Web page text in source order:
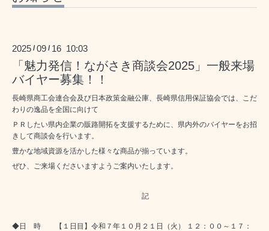
2025 /09 / 16 10:03
「魅力発信！ながさき商談会2025」一般来場
バイヤー募集！！
長崎県商工会連合会及び日本政策金融公庫、長崎県信用保証協会では、こだ
わりの逸品を全国に向けて
ＰＲしたい県内企業の販路開拓を支援するために、県内外のバイヤーをお招
きして商談会を行います。
豊かな地域資源を活かした様々な商品が揃っています。
ぜひ、ご来場くださいますようご案内いたします。
記
◆日 時 【１日目】令和７年１０月２１日（火） １２：００～１７：